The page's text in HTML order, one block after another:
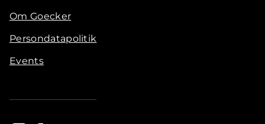
Om Goecker
Persondatapolitik
Events